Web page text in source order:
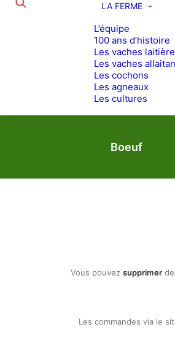
LA FERME
L’équipe
100 ans d’histoire
Les vaches
Les vaches
Les cochons
Les agneaux
Les cultures
Boeuf
Vous pouvez supprimer
Les commandes via le